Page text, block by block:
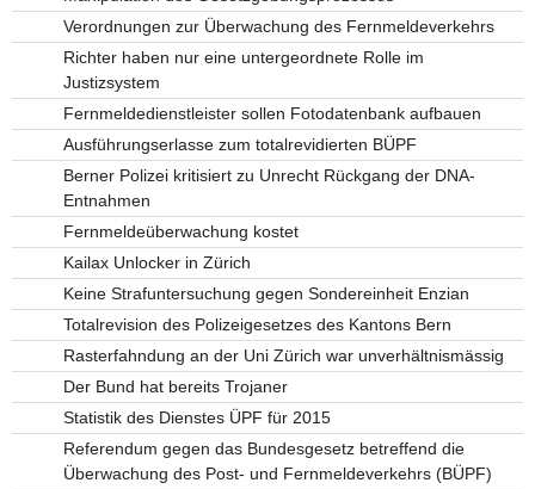
Verordnungen zur Überwachung des Fernmeldeverkehrs
Richter haben nur eine untergeordnete Rolle im
Justizsystem
Fernmeldedienstleister sollen Fotodatenbank aufbauen
Ausführungserlasse zum totalrevidierten BÜPF
Berner Polizei kritisiert zu Unrecht Rückgang der DNA-
Entnahmen
Fernmeldeüberwachung kostet
Kailax Unlocker in Zürich
Keine Strafuntersuchung gegen Sondereinheit Enzian
Totalrevision des Polizeigesetzes des Kantons Bern
Rasterfahndung an der Uni Zürich war unverhältnismässig
Der Bund hat bereits Trojaner
Statistik des Dienstes ÜPF für 2015
Referendum gegen das Bundesgesetz betreffend die
Überwachung des Post- und Fernmeldeverkehrs (BÜPF)